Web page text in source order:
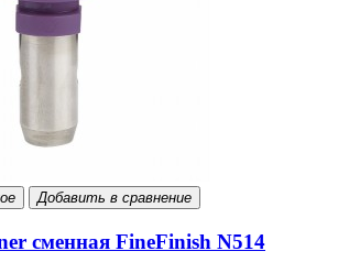
Добавить в сравнение
сменная FineFinish N514